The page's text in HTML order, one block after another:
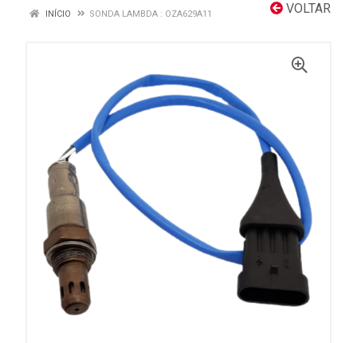
VOLTAR
INÍCIO SONDA LAMBDA : OZA629A11